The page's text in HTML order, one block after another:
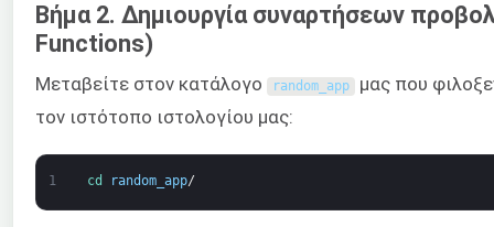
Βήμα 2. Δημιουργία συναρτήσεων
Functions)
Μεταβείτε στον κατάλογο random_app μας που
τον ιστότοπο ιστολογίου μας:
1 cd random_app/